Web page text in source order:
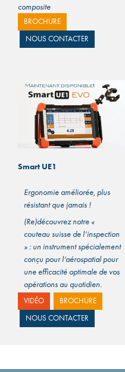
composite
(suite…)
BROCHURE
NOUS CONTACTER
Smart UE1
Ergonomie améliorée, plus
résistant que jamais !
(Re)découvrez notre «
couteau suisse de l’inspection
» : un instrument spécialement
conçu pour l’aérospatial pour
une efficacité optimale de vos
opérations au quotidien.
(plus…)
VIDÉO
BROCHURE
NOUS CONTACTER